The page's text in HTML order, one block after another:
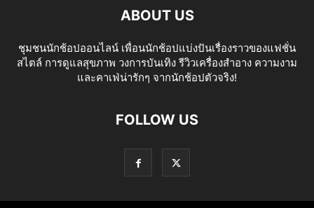
ABOUT US
ชุมชนนักช้อปออนไลน์ เพื่อนนักช้อปแบ่งปันเรื่องราวของแฟชั่น
สไตล์ การดูแลสุขภาพ วงการบันเทิง รีวิวเครื่องสำอาง ความงาม
และคาเฟ่น่ารักๆ จากนักช้อปตัวจริง!
FOLLOW US